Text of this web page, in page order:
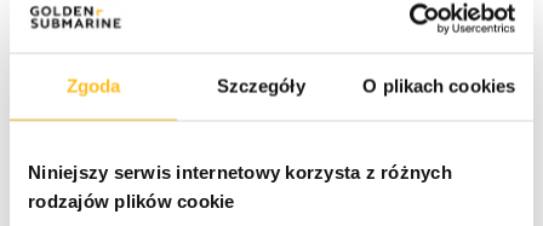
Zgoda Szczegóły O plikach cookies
Niniejszy serwis internetowy korzysta z różnych
rodzajów plików cookie